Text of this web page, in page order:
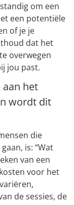
om een
een potentiële
of je je
dat het
overwegen
jou past.
aan het
wordt dit
die
is: “Wat
van een
voor het
de sessies, de